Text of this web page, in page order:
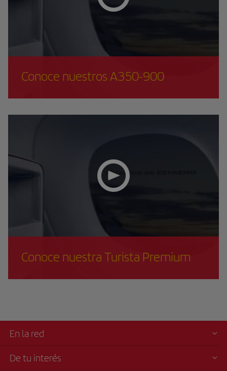
Conoce nuestros A350-900
Conoce nuestra Turista Premium
En la red
De tu interés